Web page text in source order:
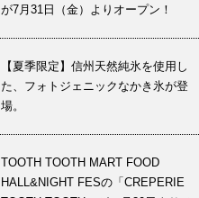
が7月31日（金）よりオープン！
【夏季限定】信州天然純氷を使用し
た、フォトジェニックなかき氷が登
場。
TOOTH TOOTH MART FOOD
HALL&NIGHT FESの「CREPERIE